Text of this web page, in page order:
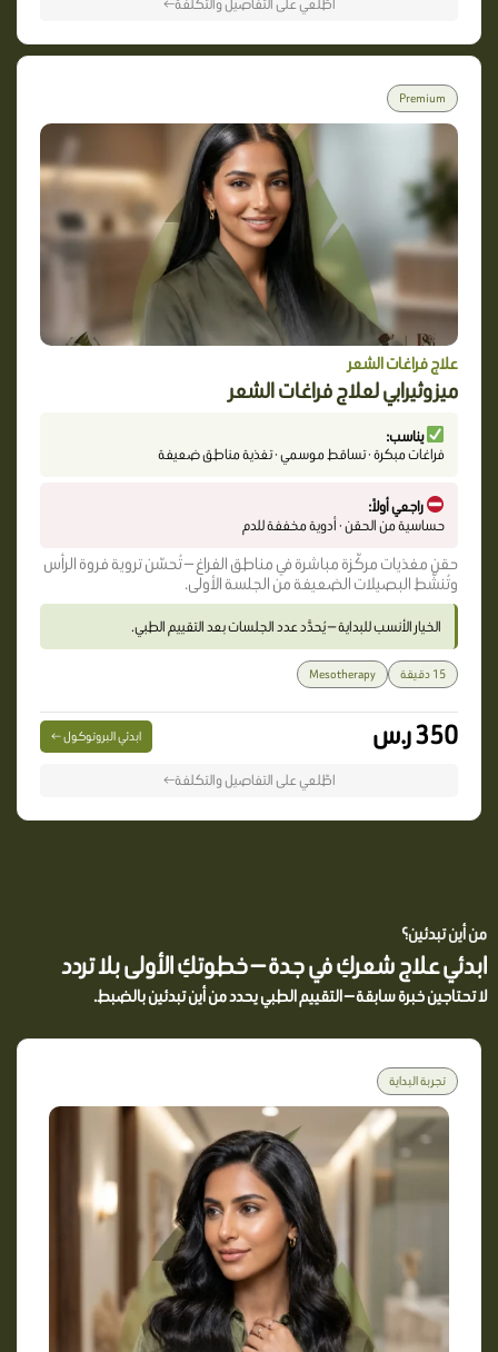
Premium
علاج فراغات الشعر
ميزوثيرابي لعلاج فراغات الشعر
يناسب:
فراغات مبكرة · تساقط موسمي · تغذية مناطق ضعيفة
راجعي أولاً:
حساسية من الحقن · أدوية مخففة للدم
حقن مغذيات مركّزة مباشرة في مناطق الفراغ — تُحسّن تروية فروة الرأس
وتُنشّط البصيلات الضعيفة من الجلسة الأولى.
الخيار الأنسب للبداية — يُحدَّد عدد الجلسات بعد التقييم الطبي.
15 دقيقة Mesotherapy
350 ر.س ابدئي البروتوكول ←
اطّلعي على التفاصيل والتكلفة←
من أين تبدئين؟
ابدئي علاج شعركِ في جدة — خطوتكِ الأولى بلا تردد
لا تحتاجين خبرة سابقة — التقييم الطبي يحدد من أين تبدئين بالضبط.
تجربة البداية